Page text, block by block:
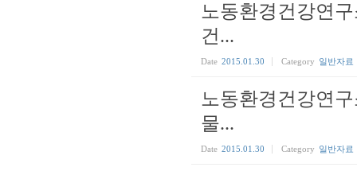
노동환경건강연
건...
Date 2015.01.30 Category 일반자료
노동환경건강연
물...
Date 2015.01.30 Category 일반자료